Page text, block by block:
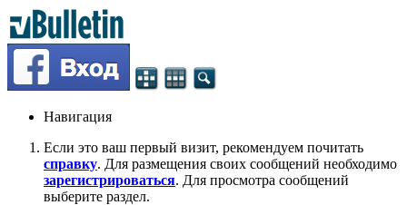
Навигация
Если это ваш первый визит, рекомендуем почитать
справку. Для размещения своих сообщений необходимо
зарегистрироваться. Для просмотра сообщений
выберите раздел.